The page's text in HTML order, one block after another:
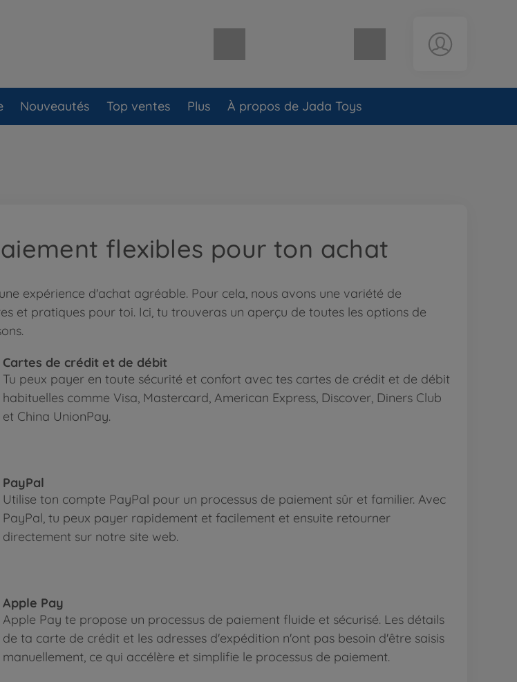
Nouveautés Top ventes Plus À propos de Jada Toys
flexibles pour ton achat
expérience d'achat agréable. Pour cela, nous avons une variété de
et pratiques pour toi. Ici, tu trouveras un aperçu de toutes les options de
Cartes de crédit et de débit
Tu peux payer en toute sécurité et confort avec tes cartes de crédit et de débit
habituelles comme Visa, Mastercard, American Express, Discover, Diners Club
et China UnionPay.
PayPal
Utilise ton compte PayPal pour un processus de paiement sûr et familier. Avec
PayPal, tu peux payer rapidement et facilement et ensuite retourner
directement sur notre site web.
Apple Pay
Apple Pay te propose un processus de paiement fluide et sécurisé. Les détails
de ta carte de crédit et les adresses d'expédition n'ont pas besoin d'être saisis
manuellement, ce qui accélère et simplifie le processus de paiement.